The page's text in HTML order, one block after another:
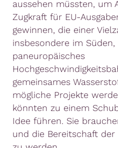
aussehen müssten, um
Zugkraft für EU-
gewinnen, die einer
insbesondere im
paneuropäisches
gemeinsames
mögliche Projekte
könnten zu einem
Idee führen. Sie
und die Bereitschaft